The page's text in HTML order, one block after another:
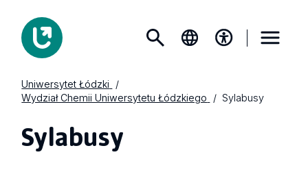
Uniwersytet Łódzki
Wydział Chemii Uniwersytetu Łódzkiego
Sylabusy
Sylabusy